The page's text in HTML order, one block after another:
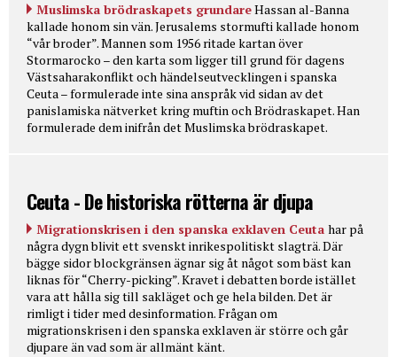
Muslimska brödraskapets grundareHassan al-Banna
kallade honom sin vän. Jerusalems stormufti kallade honom
“vår broder”. Mannen som 1956 ritade kartan över
Stormarocko – den karta som ligger till grund för dagens
Västsaharakonflikt och händelseutvecklingen i spanska
Ceuta – formulerade inte sina anspråk vid sidan av det
panislamiska nätverket kring muftin och Brödraskapet. Han
formulerade dem inifrån det Muslimska brödraskapet.
Ceuta - De historiska rötterna är djupa
Migrationskrisen i den spanska exklaven Ceuta har på
några dygn blivit ett svenskt inrikespolitiskt slagträ. Där
bägge sidor blockgränsen ägnar sig åt något som bäst kan
liknas för “Cherry-picking”. Kravet i debatten borde istället
vara att hålla sig till sakläget och ge hela bilden. Det är
rimligt i tider med desinformation. Frågan om
migrationskrisen i den spanska exklaven är större och går
djupare än vad som är allmänt känt.